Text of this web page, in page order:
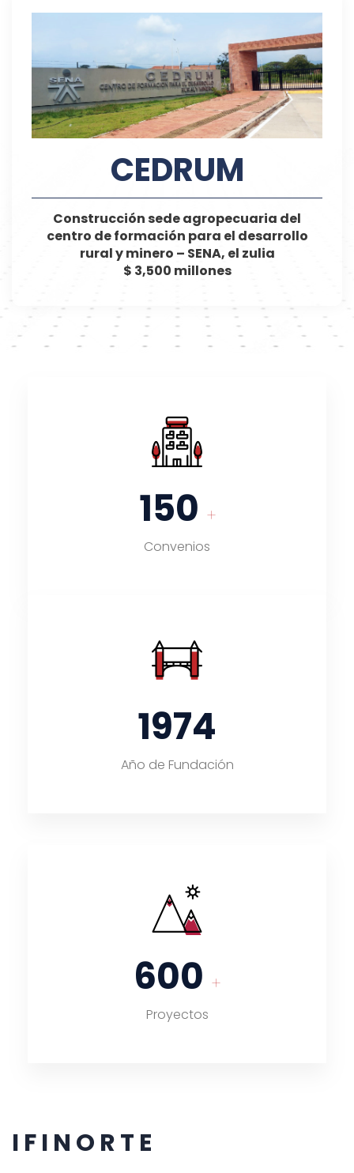
CEDRUM
Construcción sede agropecuaria del
centro de formación para el desarrollo
rural y minero – SENA, el zulia
$ 3,500 millones
150 +
Convenios
1974
Año de Fundación
600 +
Proyectos
I F I N O R T E